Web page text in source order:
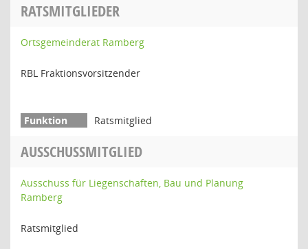
RATSMITGLIEDER
Ortsgemeinderat Ramberg
RBL Fraktionsvorsitzender
Ratsmitglied
AUSSCHUSSMITGLIED
Ausschuss für Liegenschaften, Bau und Planung
Ramberg
Ratsmitglied